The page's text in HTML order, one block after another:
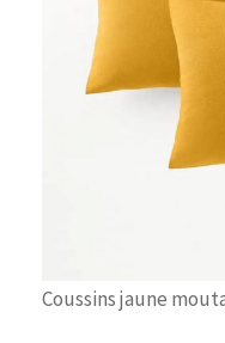
Coussins jaune